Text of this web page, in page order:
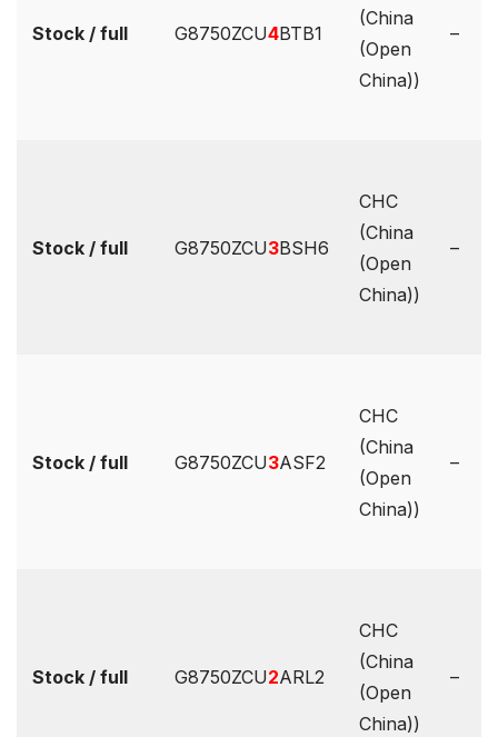
Stock / full G8750ZCU4BTB1
(China
(Open
China))
–
Stock / full G8750ZCU3BSH6
CHC
(China
(Open
China))
–
Stock / full G8750ZCU3ASF2
CHC
(China
(Open
China))
–
Stock / full G8750ZCU2ARL2
CHC
(China
(Open
China))
–